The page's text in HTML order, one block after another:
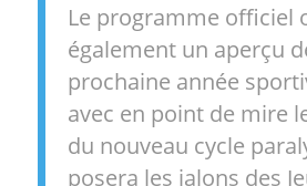
Le programme officiel
également un aperçu
prochaine année
avec en point de mire
du nouveau cycle
posera les jalons des